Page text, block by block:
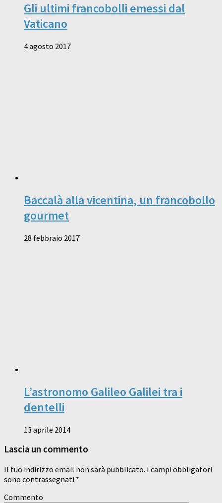
Gli ultimi francobolli emessi dal
Vaticano
4 agosto 2017
Baccalà alla vicentina, un francobollo
gourmet
28 febbraio 2017
L’astronomo Galileo Galilei tra i
dentelli
13 aprile 2014
Lascia un commento
Il tuo indirizzo email non sarà pubblicato. I campi obbligatori
sono contrassegnati *
Commento